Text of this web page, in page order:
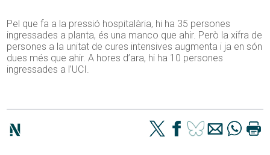
Pel que fa a la pressió hospitalària, hi ha 35 persones
ingressades a planta, és una manco que ahir. Però la xifra de
persones a la unitat de cures intensives augmenta i ja en són
dues més que ahir. A hores d’ara, hi ha 10 persones
ingressades a l’UCI.